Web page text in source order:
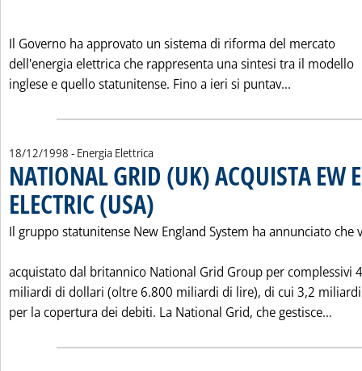
Il Governo ha approvato un sistema di riforma del mercato
dell'energia elettrica che rappresenta una sintesi tra il modello
inglese e quello statunitense. Fino a ieri si puntav...
18/12/1998 - Energia Elettrica
NATIONAL GRID (UK) ACQUISTA EW
ELECTRIC (USA)
Il gruppo statunitense New England System ha annunciato che
acquistato dal britannico National Grid Group per complessivi
miliardi di dollari (oltre 6.800 miliardi di lire), di cui 3,2 miliardi
per la copertura dei debiti. La National Grid, che gestisce...